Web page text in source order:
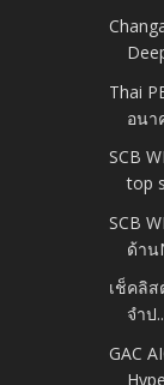
Thai
อนา
SCB
top
SCB
ด้าน
เช็คลิ
จำป
GAC